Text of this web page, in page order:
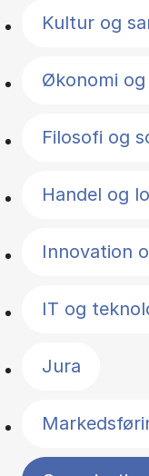
Kultur og
Økonomi
Filosofi og
Handel og
Innovation
IT og
Jura